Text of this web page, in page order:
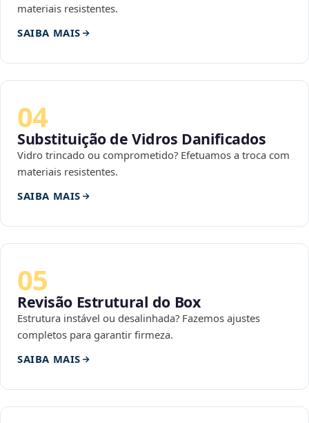
materiais resistentes.
SAIBA MAIS
04
Substituição de Vidros Danificados
Vidro trincado ou comprometido? Efetuamos a troca com
materiais resistentes.
SAIBA MAIS
05
Revisão Estrutural do Box
Estrutura instável ou desalinhada? Fazemos ajustes
completos para garantir firmeza.
SAIBA MAIS